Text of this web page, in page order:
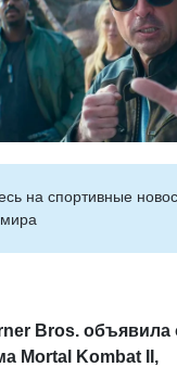
на cпортивные
Bros.
Mortal Kombat II ,